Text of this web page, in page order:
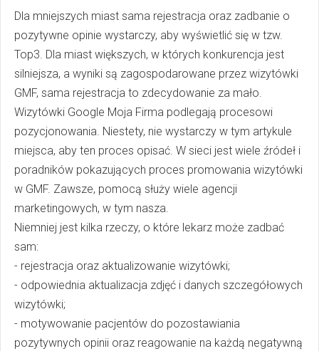
Dla mniejszych miast sama rejestracja oraz zadbanie o
pozytywne opinie wystarczy, aby wyświetlić się w tzw.
Top3. Dla miast większych, w których konkurencja jest
silniejsza, a wyniki są zagospodarowane przez wizytówki
GMF, sama rejestracja to zdecydowanie za mało.
Wizytówki Google Moja Firma podlegają procesowi
pozycjonowania. Niestety, nie wystarczy w tym artykule
miejsca, aby ten proces opisać. W sieci jest wiele źródeł i
poradników pokazujących proces promowania wizytówki
w GMF. Zawsze, pomocą służy wiele agencji
marketingowych, w tym nasza.
Niemniej jest kilka rzeczy, o które lekarz może zadbać
sam:
- rejestracja oraz aktualizowanie wizytówki;
- odpowiednia aktualizacja zdjęć i danych szczegółowych
wizytówki;
- motywowanie pacjentów do pozostawiania
pozytywnych opinii oraz reagowanie na każdą negatywną